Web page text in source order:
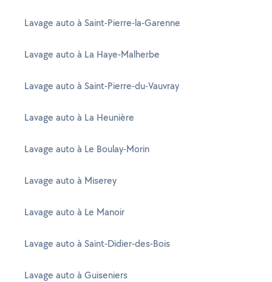
Lavage auto à Saint-Pierre-la-Garenne
Lavage auto à La Haye-Malherbe
Lavage auto à Saint-Pierre-du-Vauvray
Lavage auto à La Heunière
Lavage auto à Le Boulay-Morin
Lavage auto à Miserey
Lavage auto à Le Manoir
Lavage auto à Saint-Didier-des-Bois
Lavage auto à Guiseniers